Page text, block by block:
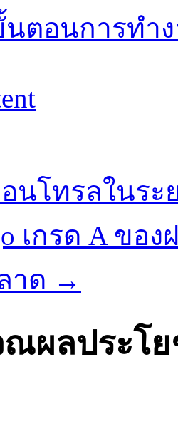
ตอนการทำ
นโทรลในระ
เกรด A ข
าด →
ณผลประโ